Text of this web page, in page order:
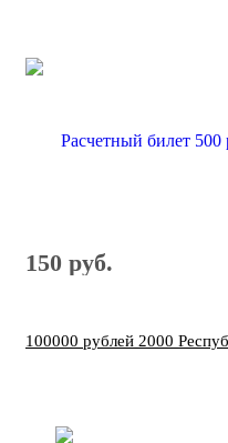
150 руб.
100000 рублей 2000